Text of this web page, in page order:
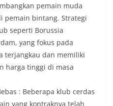
pemain muda
pemain bintang. Strategi
seperti Borussia
yang fokus pada
terjangkau dan memiliki
harga tinggi di masa
: Beberapa klub cerdas
yang kontraknya telah